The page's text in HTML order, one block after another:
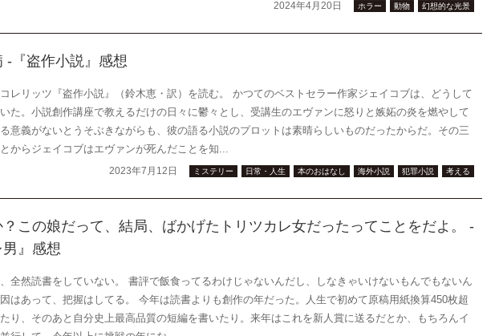
2024年4月20日 ホラー 動物 幻想的な光景
-『盗作小説』感想
レリッツ『盗作小説』（鈴木恵・訳）を読む。 かつてのベストセラー作家ジェイコブは、どうして
た。小説創作講座で教えるだけの日々に鬱々とし、受講生のエヴァンに怒りと嫉妬の炎を燃やして
意義がないとうそぶきながらも、彼の語る小説のプロットは素晴らしいものだったからだ。その三
からジェイコブはエヴァンが死んだことを知...
2023年7月12日 ミステリー 日常・人生 本のおはなし 海外小説 犯罪小説 考える
この娘だって、結局、ばかげたトリツカレ女だったってことをだよ。 -
男』感想
全然読書をしていない。 書評で飯食ってるわけじゃないんだし、しなきゃいけないもんでもないん
はあって、把握はしてる。 今年は読書よりも創作の年だった。人生で初めて原稿用紙換算450枚超
り、そのあと自分史上最高品質の短編を書いたり。来年はこれを新人賞に送るだとか、もちろんイ